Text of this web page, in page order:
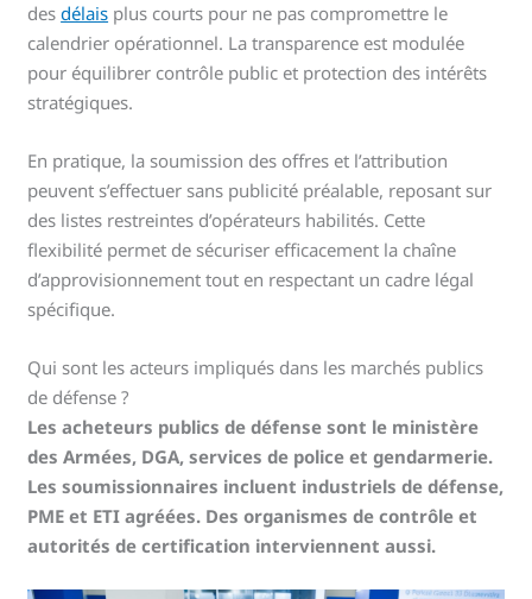
desdélais plus courts pour ne pas compromettre le
calendrier opérationnel. La transparence est modulée
pour équilibrer contrôle public et protection des intérêts
stratégiques.
En pratique, la soumission des offres et l’attribution
peuvent s’effectuer sans publicité préalable, reposant sur
des listes restreintes d’opérateurs habilités. Cette
flexibilité permet de sécuriser efficacement la chaîne
d’approvisionnement tout en respectant un cadre légal
spécifique.
Qui sont les acteurs impliqués dans les marchés publics
de défense ?
Les acheteurs publics de défense sont le ministère
des Armées, DGA, services de police et gendarmerie.
Les soumissionnaires incluent industriels de défense,
PME et ETI agréées. Des organismes de contrôle et
autorités de certification interviennent aussi.